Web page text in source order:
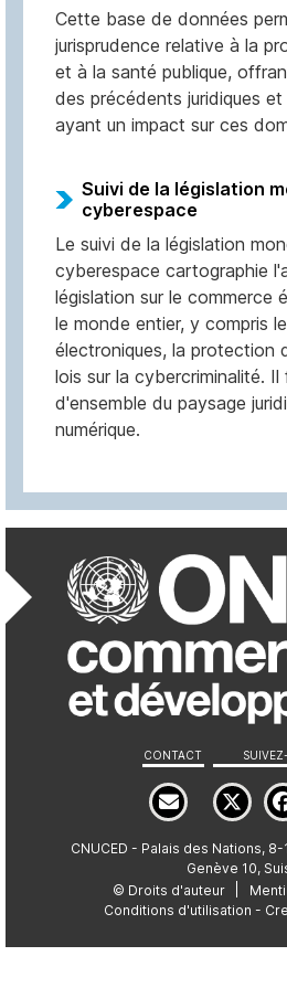
Cette base de données
jurisprudence relative à la
et à la santé publique,
des précédents juridiques
ayant un impact sur ces
Suivi de la législation
cyberespace
Le suivi de la législation
cyberespace cartographie
législation sur le commerce
le monde entier, y compris
électroniques, la protection
lois sur la cybercriminalité. Il
d'ensemble du paysage
numérique.
CONTACT
Email
CNUCED - Palais des Nations, 8-
Genève 10,
Mentions
© Droits d'auteur
Conditions d'utilisation -